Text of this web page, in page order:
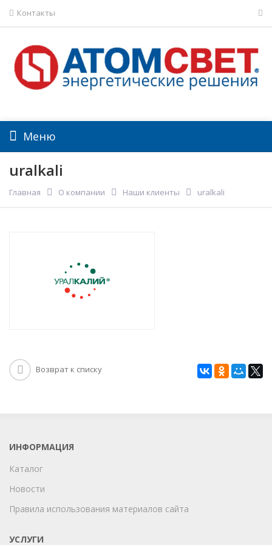
Контакты
Меню
uralkali
Главная О компании Наши клиенты uralkali
Возврат к списку
ИНФОРМАЦИЯ
Каталог
Новости
Правила использования материалов сайта
УСЛУГИ